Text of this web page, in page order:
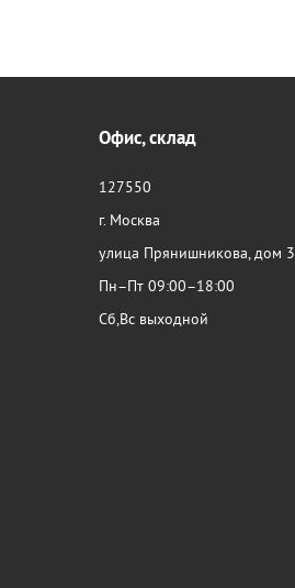
Офис, склад
127550
г. Москва
улица Прянишникова, дом 3
Пн–Пт 09:00–18:00
Сб,Вс выходной